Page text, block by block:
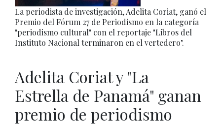
La periodista de investigación, Adelita Coriat, ganó el
Premio del Fórum 27 de Periodismo en la categoría
"periodismo cultural" con el reportaje "Libros del
Instituto Nacional terminaron en el vertedero".
Adelita Coriat y "La
Estrella de Panamá" ganan
premio de periodismo